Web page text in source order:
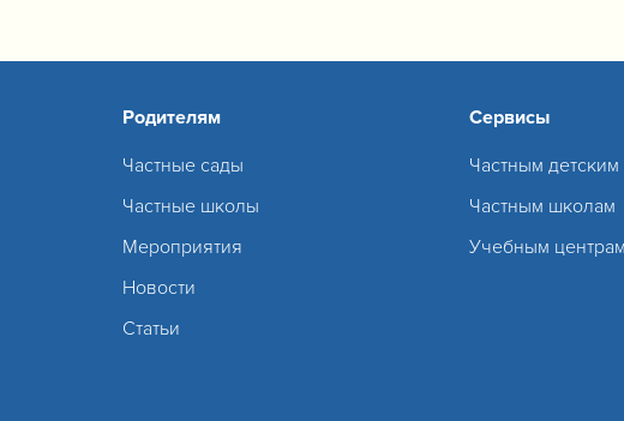
Родителям
Частные сады
Частные школы
Мероприятия
Новости
Статьи
Сервисы
Частным детским
Частным школам
Учебным центрам